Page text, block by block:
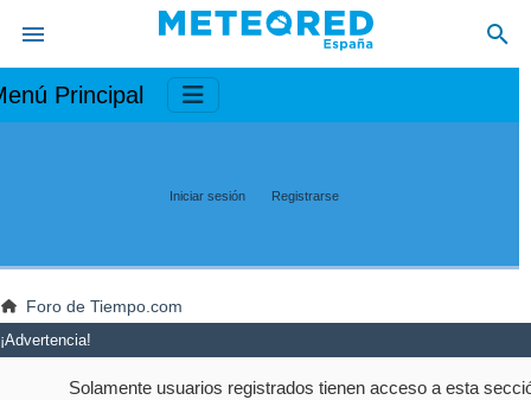
Principal
Iniciar sesión Registrarse
Foro de Tiempo.com
¡Advertencia!
Solamente usuarios registrados tienen acceso a esta